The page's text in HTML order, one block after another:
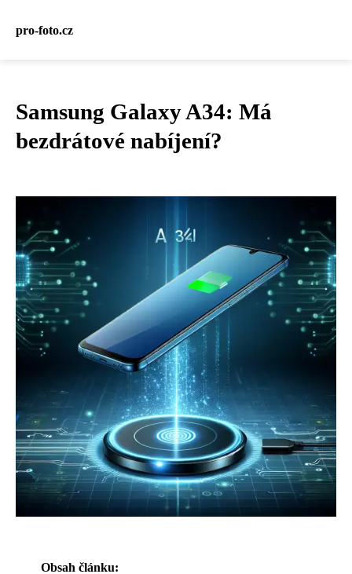
pro-foto.cz
Samsung Galaxy A34: Má
bezdrátové nabíjení?
Obsah článku: